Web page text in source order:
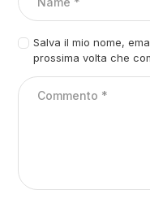
Salva il mio nome,
prossima volta che